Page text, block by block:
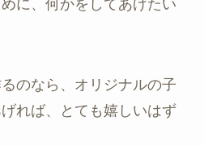
に、何かをしてあげたい
のなら、オリジナルの子
れば、とても嬉しいはず